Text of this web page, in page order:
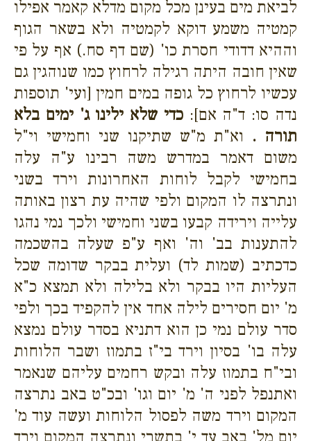
לביאת מים בעינן מכל מקום מדלא קאמר אפילו
קמטיה משמע דוקא לקמטיה ולא בשאר הגוף
וההיא דדודי חסרת כו' (שם דף סח.) אף על פי
שאין חובה היתה רגילה לרחוץ כמו שנוהגין גם
עכשיו לרחוץ כל גופה במים חמין [ועי' תוספות
נדה סו: ד"ה אם]:כדי שלא ילינו ג' ימים בלא
תורה . וא"ת מ"ש שתיקנו שני וחמישי וי"ל
משום דאמר במדרש משה רבינו ע"ה עלה
בחמישי לקבל לוחות האחרונות וירד בשני
ונתרצה לו המקום ולפי שהיה עת רצון באותה
עלייה וירידה קבעו בשני וחמישי ולכך נמי נהגו
להתענות בב' וה' ואף ע"פ שעלה בהשכמה
כדכתיב (שמות לד) ועלית בבקר שדומה שכל
העליות היו בבקר ולא בלילה ולא תמצא כ"א
מ' יום חסירים לילה אחד אין להקפיד בכך ולפי
סדר עולם נמי כן הוא דתניא בסדר עולם נמצא
עלה בו' בסיון וירד בי"ז בתמוז ושבר הלוחות
ובי"ח בתמוז עלה ובקש רחמים עליהם שנאמר
ואתנפל לפני ה' מ' יום וגו' ובכ"ט באב נתרצה
המקום וירד משה לפסול הלוחות ועשה עוד מ'